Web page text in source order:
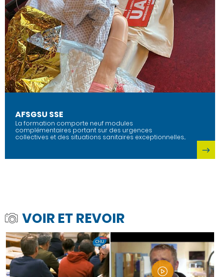
AFSGSU SSE
La formation comporte neuf modules
complémentaires portant sur des urgences
collectives et des situations sanitaires exceptionnelles...
VOIR ET REVOIR